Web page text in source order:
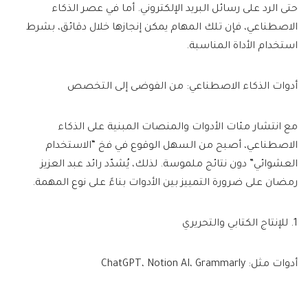
حتى الرد على رسائل البريد الإلكتروني. أما في عصر الذكاء
الاصطناعي، فإن تلك المهام يمكن إنجازها خلال دقائق، بشرط
استخدام الأداة المناسبة.
أدوات الذكاء الاصطناعي: من الفوضى إلى التخصص
مع انتشار مئات الأدوات والمنصات المبنية على الذكاء
الاصطناعي، أصبح من السهل الوقوع في فخ “الاستخدام
العشوائي” دون نتائج ملموسة. لذلك، يُشدّد رائد عبد العزيز
رمضان على ضرورة التمييز بين الأدوات بناءً على نوع المهمة.
1. للإنتاج الكتابي والتحريري
أدوات مثل: ChatGPT، Notion AI، Grammarly